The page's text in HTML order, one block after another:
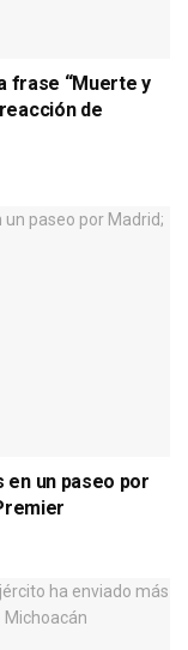
frase “Muerte y
de
en un paseo por